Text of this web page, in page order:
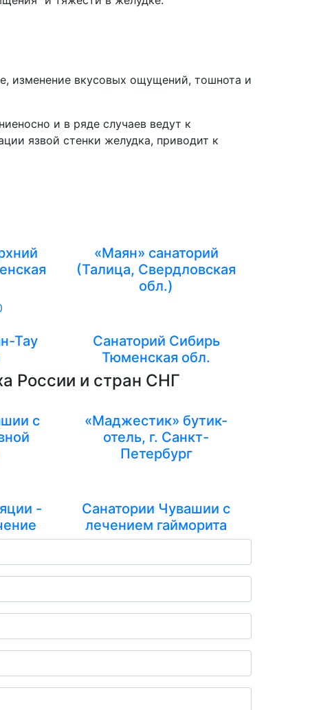
изменение вкусовых ощущений, тошнота и
и в ряде случаев ведут к
язвой стенки желудка, приводит к
«Маян» санаторий
(Талица, Свердловская
обл.)
Тау
Санаторий Сибирь
Тюменская обл.
России и стран СНГ
с
«Маджестик» бутик-
отель, г. Санкт-
Петербург
-
Санатории Чувашии с
лечением гайморита